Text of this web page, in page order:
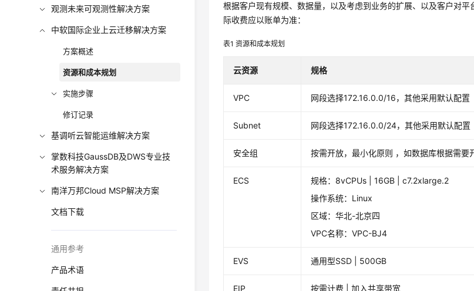
观测未来可观测性解决方案
中软国际企业上云迁移解决方案
方案概述
资源和成本规划
实施步骤
修订记录
基调听云智能运维解决方案
掌数科技GaussDB及DWS专业技
术服务解决方案
南洋万邦Cloud MSP解决方案
文档下载
通用参考
产品术语
根据客户现有规模、数据量，以及考虑到业务的扩展、以及客户对
际收费应以账单为准：
表1资源和成本规划
云资源 规格
VPC 网段选择172.16.0.0/16，其他采用默认配置
Subnet 网段选择172.16.0.0/24，其他采用默认配置
安全组 按需开放，最小化原则 ，如数据库根据需
ECS
规格：8vCPUs | 16GB | c7.2xlarge.2
操作系统：Linux
区域：华北-北京四
VPC名称：VPC-BJ4
EVS 通用型SSD | 500GB
EIP 按需计费 | 加入共享带宽